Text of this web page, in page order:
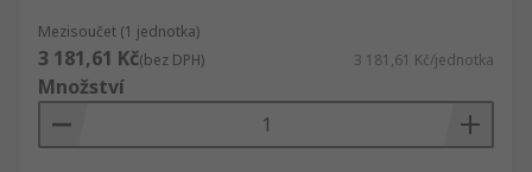
Mezisoučet (1 jednotka)
3 181,61 Kč(bez DPH) 3 181,61 Kč/jednotka
Množství